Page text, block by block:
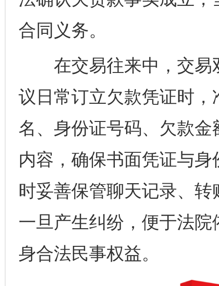
合同义务。
在交易往来中，交易
议日常订立欠款凭证时
名、身份证号码、欠款
内容，确保书面凭证与
时妥善保管聊天记录、
一旦产生纠纷，便于法
身合法民事权益。